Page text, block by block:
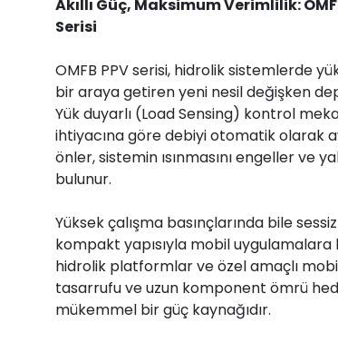
Akıllı Güç, Maksimum Verimlilik:
Serisi
​OMFB PPV serisi, hidrolik sistemlerde
bir araya getiren yeni nesil değişken
Yük duyarlı (Load Sensing) kontrol
ihtiyacına göre debiyi otomatik olarak
önler, sistemin ısınmasını engeller ve
bulunur.
​Yüksek çalışma basınçlarında bile
kompakt yapısıyla mobil
hidrolik platformlar ve özel amaçlı
tasarrufu ve uzun komponent ömrü
mükemmel bir güç kaynağıdır.